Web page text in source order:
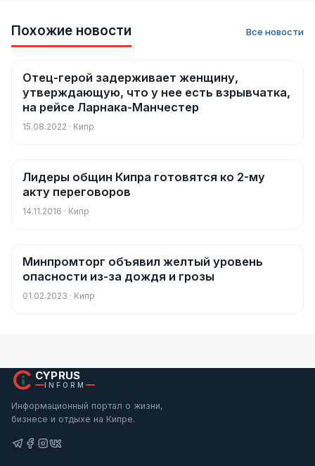
Похожие новости Все новости
Новости
Отец-герой задерживает женщину,
утверждающую, что у нее есть взрывчатка,
на рейсе Ларнака-Манчестер
15.08.2022 · Кипр
Новости
Лидеры общин Кипра готовятся ко 2-му
акту переговоров
14.11.2016 · Кипр
Новости
Минпромторг объявил желтый уровень
опасности из-за дождя и грозы
01.02.2023 · Кипр
CYPRUS
INFORM
Информационный портал о жизни,
бизнесе и отдыхе на Кипре.